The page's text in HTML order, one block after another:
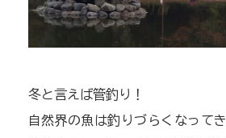
冬と言えば管釣り！
自然界の魚は釣りづらくなって